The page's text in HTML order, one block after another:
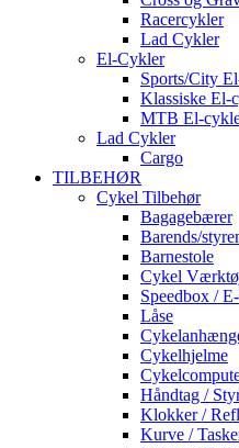
Racercykler
Lad Cykler
El-Cykler
Sports/City
Klassiske El-
MTB El-
Lad Cykler
Cargo
TILBEHØR
Cykel Tilbehør
Bagagebærer
Barends/
Barnestole
Cykel
Speedbox /
Låse
Cykelhjelme
Håndtag /
Klokker /
Kurve /